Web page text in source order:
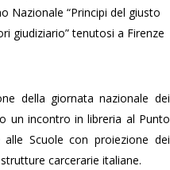
Nazionale “Principi del giusto
giudiziario” tenutosi a Firenze
della giornata nazionale dei
un incontro in libreria al Punto
Scuole con proiezione dei
carcerarie italiane.